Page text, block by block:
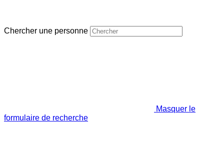
Chercher une personne
Masquer le
formulaire de recherche